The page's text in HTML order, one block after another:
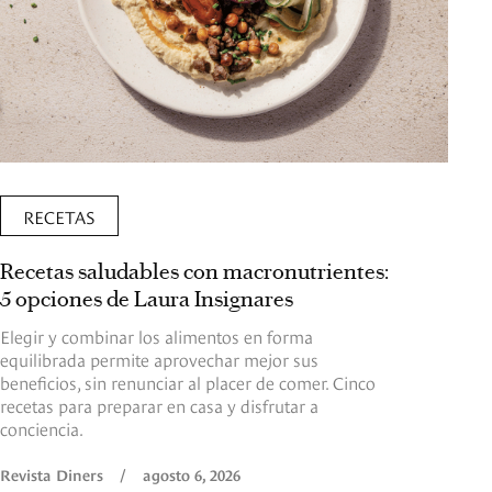
RECETAS
Recetas saludables con macronutrientes:
5 opciones de Laura Insignares
Elegir y combinar los alimentos en forma
equilibrada permite aprovechar mejor sus
beneficios, sin renunciar al placer de comer. Cinco
recetas para preparar en casa y disfrutar a
conciencia.
Revista Diners / agosto 6, 2026